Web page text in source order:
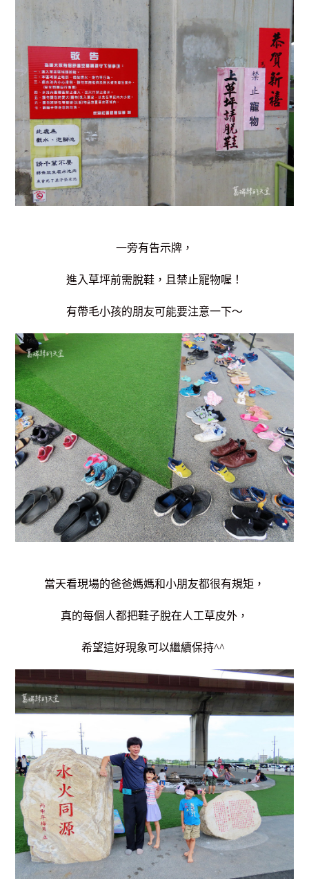
一旁有告示牌，
進入草坪前需脫鞋，且禁止寵物喔！
有帶毛小孩的朋友可能要注意一下～
當天看現場的爸爸媽媽和小朋友都很有規矩，
真的每個人都把鞋子脫在人工草皮外，
希望這好現象可以繼續保持^^